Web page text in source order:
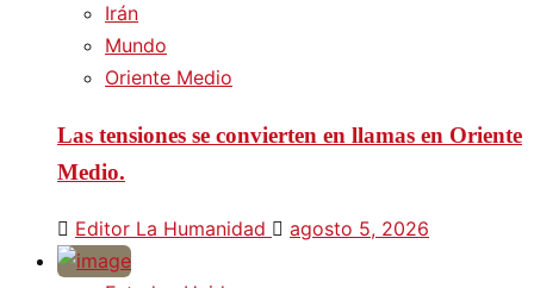
Irán
Mundo
Oriente Medio
Las tensiones se convierten en llamas en Oriente
Medio.
Editor La Humanidad agosto 5, 2026